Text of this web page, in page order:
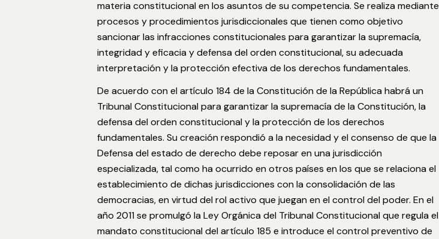
materia constitucional en los asuntos de su competencia. Se realiza mediante
procesos y procedimientos jurisdiccionales que tienen como objetivo
sancionar las infracciones constitucionales para garantizar la supremacía,
integridad y eficacia y defensa del orden constitucional, su adecuada
interpretación y la protección efectiva de los derechos fundamentales.
De acuerdo con el artículo 184 de la Constitución de la República habrá un
Tribunal Constitucional para garantizar la supremacía de la Constitución, la
defensa del orden constitucional y la protección de los derechos
fundamentales. Su creación respondió a la necesidad y el consenso de que la
Defensa del estado de derecho debe reposar en una jurisdicción
especializada, tal como ha ocurrido en otros países en los que se relaciona el
establecimiento de dichas jurisdicciones con la consolidación de las
democracias, en virtud del rol activo que juegan en el control del poder. En el
año 2011 se promulgó la Ley Orgánica del Tribunal Constitucional que regula el
mandato constitucional del artículo 185 e introduce el control preventivo de